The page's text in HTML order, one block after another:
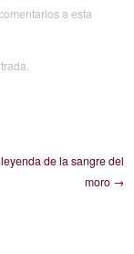
a esta
de la sangre del
moro →